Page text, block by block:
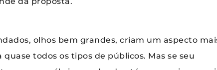
olhos bem grandes, criam um aspecto
todos os tipos de públicos. Mas se seu